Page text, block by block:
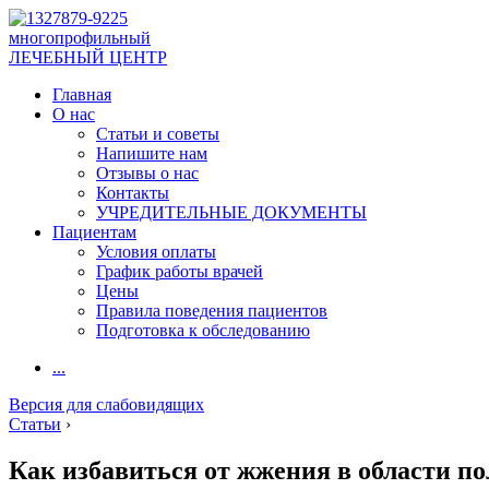
многопрофильный
ЛЕЧЕБНЫЙ ЦЕНТР
Главная
О нас
Статьи и советы
Напишите нам
Отзывы о нас
Контакты
УЧРЕДИТЕЛЬНЫЕ ДОКУМЕНТЫ
Пациентам
Условия оплаты
График работы врачей
Цены
Правила поведения пациентов
Подготовка к обследованию
...
Версия для слабовидящих
Статьи ›
Как избавиться от жжения в области